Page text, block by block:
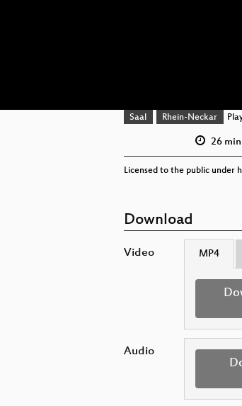
Saal Rhein-Neckar
26 min
Licensed to the public
Download
Video MP4
Audio